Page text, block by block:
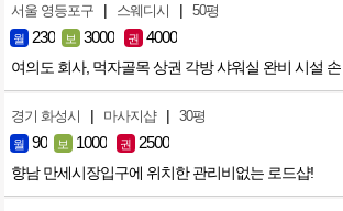
서울 영등포구 | 스웨디시 | 50평
월 230 보 3000 권 4000
여의도 회사, 먹자골목 상권 각방 샤워실 완비 시설
경기 화성시 | 마사지샵 | 30평
월 90 보 1000 권 2500
향남 만세시장입구에 위치한 관리비없는 로드샵!